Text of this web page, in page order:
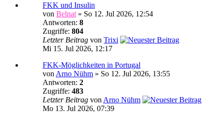
FKK und Insulin
von Belnat » So 12. Jul 2026, 12:54
Antworten: 8
Zugriffe: 804
Letzter Beitrag von Trixi
Mi 15. Jul 2026, 12:17
FKK-Möglichkeiten in Portugal
von Arno Nühm » So 12. Jul 2026, 13:55
Antworten: 2
Zugriffe: 483
Letzter Beitrag von Arno Nühm
Mo 13. Jul 2026, 07:39